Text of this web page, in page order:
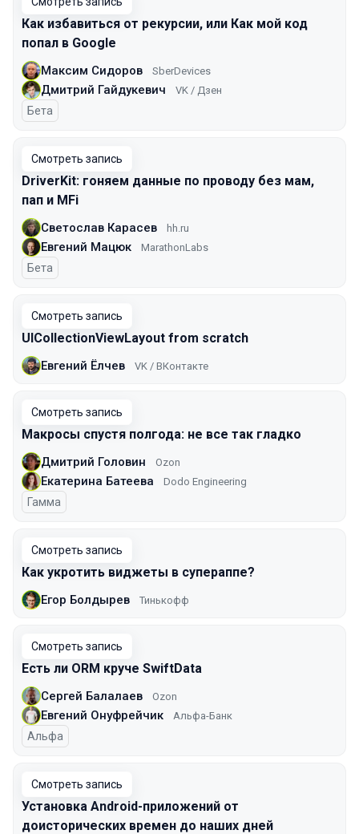
Как избавиться от рекурсии, или Как мой код
попал в Google
Максим Сидоров SberDevices
Дмитрий Гайдукевич VK / Дзен
Бета
Смотреть запись
DriverKit: гоняем данные по проводу без мам,
пап и MFi
Светослав Карасев hh.ru
Евгений Мацюк MarathonLabs
Бета
Смотреть запись
UICollectionViewLayout from scratch
Евгений Ёлчев VK / ВКонтакте
Смотреть запись
Макросы спустя полгода: не все так гладко
Дмитрий Головин Ozon
Екатерина Батеева Dodo Engineering
Гамма
Смотреть запись
Как укротить виджеты в супераппе?
Егор Болдырев Тинькофф
Смотреть запись
Есть ли ORM круче SwiftData
Сергей Балалаев Ozon
Евгений Онуфрейчик Альфа-Банк
Альфа
Смотреть запись
Установка Android-приложений от
доисторических времен до наших дней